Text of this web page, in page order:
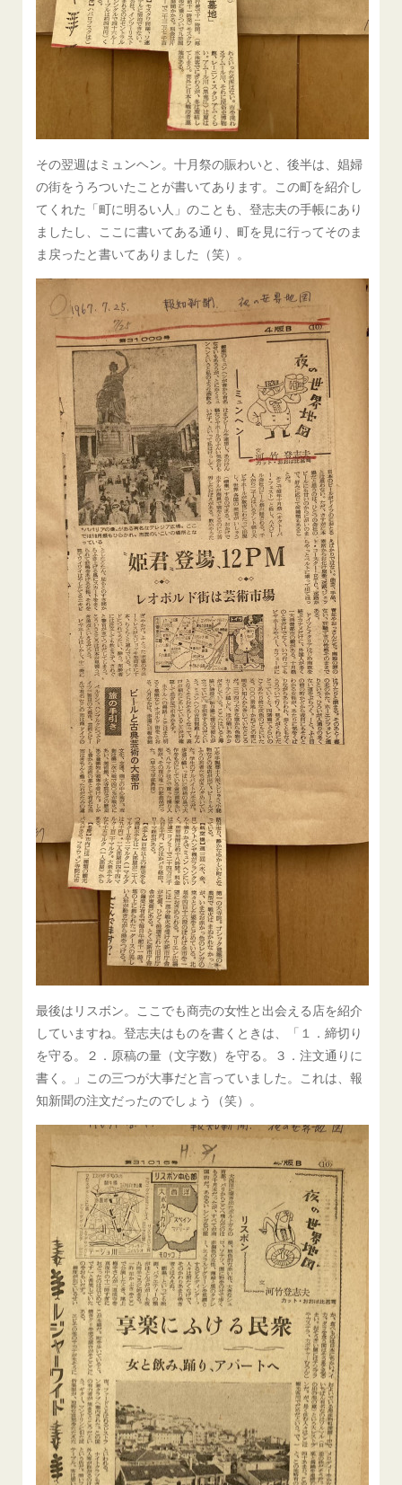
その翌週はミュンヘン。十月祭の賑わいと、後半は、娼婦
の街をうろついたことが書いてあります。この町を紹介し
てくれた「町に明るい人」のことも、登志夫の手帳にあり
ましたし、ここに書いてある通り、町を見に行ってそのま
ま戻ったと書いてありました（笑）。
最後はリスボン。ここでも商売の女性と出会える店を紹介
していますね。登志夫はものを書くときは、「１．締切り
を守る。２．原稿の量（文字数）を守る。３．注文通りに
書く。」この三つが大事だと言っていました。これは、報
知新聞の注文だったのでしょう（笑）。